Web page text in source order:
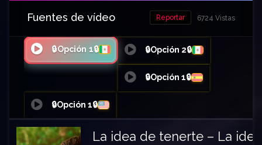
Fuentes de vídeo 6724 Vistas
Reportar
🔒Opción 1🔒 🔒Opción 2🔒
🔒Opción 1🔒
🔒Opción 1🔒
La idea de tenerte – La